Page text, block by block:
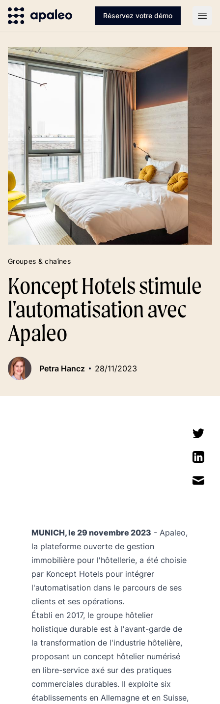
Réservez votre démo
Groupes & chaînes
Koncept Hotels stimule
l'automatisation avec
Apaleo
Petra Hancz 28/11/2023
MUNICH, le 29 novembre 2023 - Apaleo,
la plateforme ouverte de gestion
immobilière pour l'hôtellerie, a été choisie
par Koncept Hotels pour intégrer
l'automatisation dans le parcours de ses
clients et ses opérations.
Établi en 2017, le groupe hôtelier
holistique durable est à l'avant-garde de
la transformation de l'industrie hôtelière,
proposant un concept hôtelier numérisé
en libre-service axé sur des pratiques
commerciales durables. Il exploite six
établissements en Allemagne et en Suisse,